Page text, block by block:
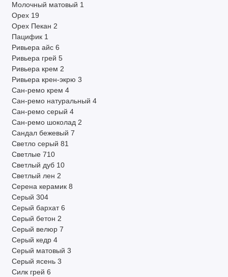
Молочный матовый 1
Орех 19
Орех Пекан 2
Пацифик 1
Ривьера айс 6
Ривьера грей 5
Ривьера крем 2
Ривьера крен-экрю 3
Сан-ремо крем 4
Сан-ремо натуральный 4
Сан-ремо серый 4
Сан-ремо шоколад 2
Сандал бежевый 7
Светло серый 81
Светлые 710
Светлый дуб 10
Светлый лен 2
Серена керамик 8
Серый 304
Серый бархат 6
Серый бетон 2
Серый велюр 7
Серый кедр 4
Серый матовый 3
Серый ясень 3
Силк грей 6